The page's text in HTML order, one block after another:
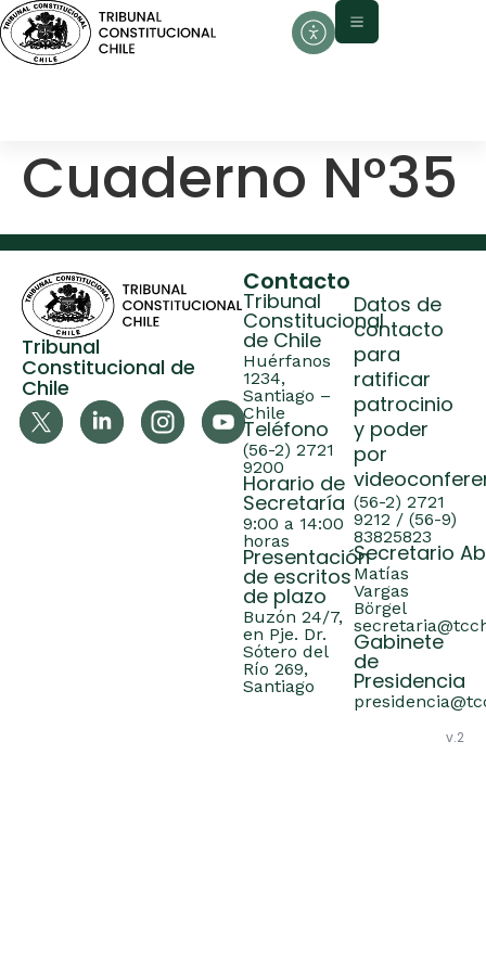
contenido
Cuaderno N°35
Tribunal
Constitucional de
Chile
Contacto
Tribunal
Constitucional
de Chile
Huérfanos
1234,
Santiago –
Chile
Teléfono
(56-2) 2721
9200
Horario de
Secretaría
9:00 a 14:00
horas
Presentación
de escritos
de plazo
Buzón 24/7,
en Pje. Dr.
Sótero del
Río 269,
Santiago
Datos de
contacto
para
ratificar
patrocinio
y poder
por
(56-2) 2721
9212 / (56-9)
83825823
Secretario
Matías
Vargas
Börgel
Gabinete
de
Presidencia
v.2